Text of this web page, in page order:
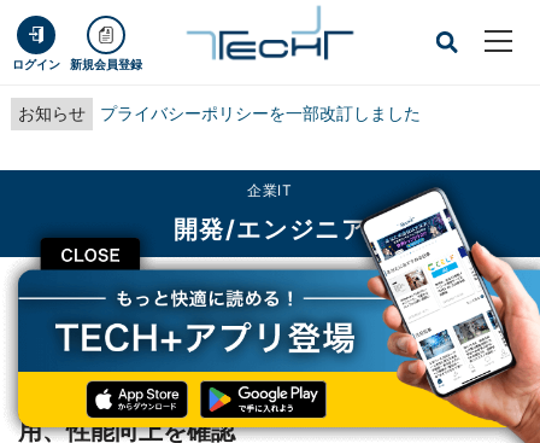
ログイン 新規会員登録
お知らせ プライバシーポリシーを一部改訂しました
CLOSE
企業IT
開発/エンジニア
TECH+ 企業IT
開発/エンジニア
Firefox全プラットフォームでLLVM Clang利用、性能向上を確認
Firefox全プラットフォームでLLVM Clang利
用、性能向上を確認